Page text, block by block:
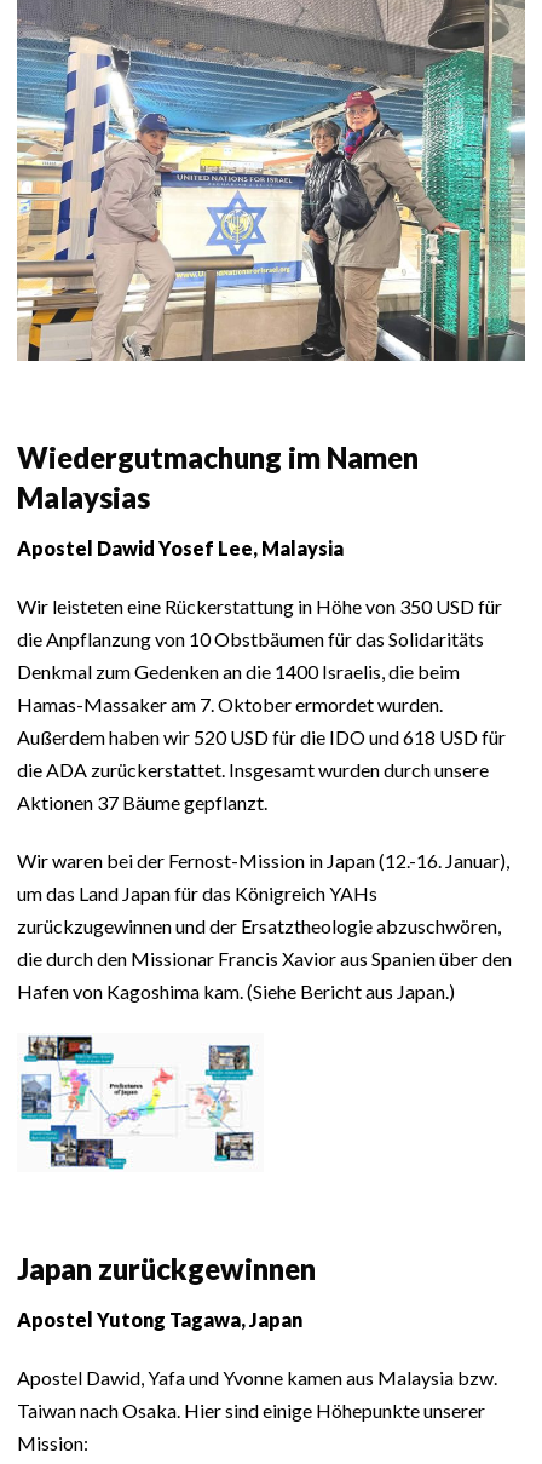
Wiedergutmachung im Namen
Malaysias
Apostel Dawid Yosef Lee, Malaysia
Wir leisteten eine Rückerstattung in Höhe von 350 USD für
die Anpflanzung von 10 Obstbäumen für das Solidaritäts
Denkmal zum Gedenken an die 1400 Israelis, die beim
Hamas-Massaker am 7. Oktober ermordet wurden.
Außerdem haben wir 520 USD für die IDO und 618 USD für
die ADA zurückerstattet. Insgesamt wurden durch unsere
Aktionen 37 Bäume gepflanzt.
Wir waren bei der Fernost-Mission in Japan (12.-16. Januar),
um das Land Japan für das Königreich YAHs
zurückzugewinnen und der Ersatztheologie abzuschwören,
die durch den Missionar Francis Xavior aus Spanien über den
Hafen von Kagoshima kam. (Siehe Bericht aus Japan.)
Japan zurückgewinnen
Apostel Yutong Tagawa, Japan
Apostel Dawid, Yafa und Yvonne kamen aus Malaysia bzw.
Taiwan nach Osaka. Hier sind einige Höhepunkte unserer
Mission: